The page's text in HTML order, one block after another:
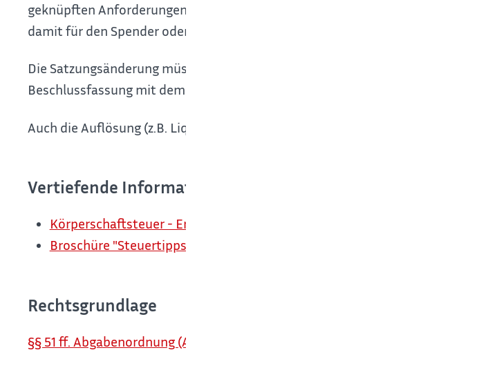
geknüpften Anforderungen nicht ein, kann er den Status der Gemeinnützigkeit
damit für den Spender oder die Spenderin nicht mehr steuermindernd, der
Die Satzungsänderung müssen Sie dem Finanzamt mitteilen. Besprechen Sie
Beschlussfassung mit dem Finanzamt.
Auch die Auflösung (z.B. Liquidation) des Vereins müssen Sie dem Finanzamt
Vertiefende Informationen
Körperschaftsteuer - Erklärung abgeben
Broschüre "Steuertipps für gemeinnützige Vereine"
Rechtsgrundlage
§§ 51 ff. Abgabenordnung (AO) (Steuerbegünstigte Zwecke)